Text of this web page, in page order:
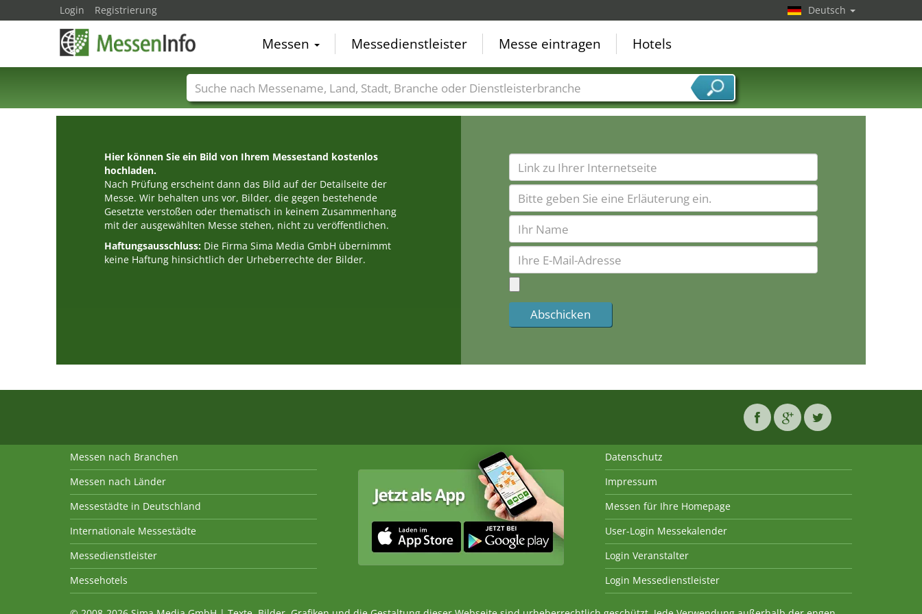
Hier können Sie ein Bild von Ihrem Messestand kostenlos
hochladen.
Nach Prüfung erscheint dann das Bild auf der Detailseite der
Messe. Wir behalten uns vor, Bilder, die gegen bestehende
Gesetzte verstoßen oder thematisch in keinem Zusammenhang
mit der ausgewählten Messe stehen, nicht zu veröffentlichen.
Haftungsausschluss: Die Firma Sima Media GmbH übernimmt
keine Haftung hinsichtlich der Urheberrechte der Bilder.
Login Registrierung Deutsch
Messen Messedienstleister Messe eintragen Hotels
Messenamen Länder Städte Branchen Dienstleisterbranchen
Messen nach Branchen
Messen nach Länder
Messestädte in Deutschland
Internationale Messestädte
Messedienstleister
Messehotels
Datenschutz
Impressum
Messen für Ihre Homepage
User-Login Messekalender
Login Veranstalter
Login Messedienstleister